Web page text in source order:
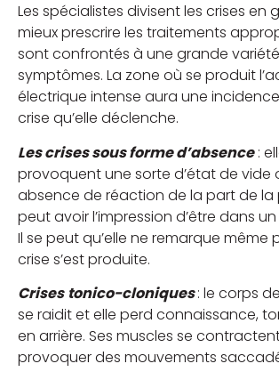
Les spécialistes divisent les crises en
mieux prescrire les traitements
sont confrontés à une grande
symptômes. La zone où se produit
électrique intense aura une
crise qu’elle déclenche.
Les crises sous forme d’absence:
provoquent une sorte d’état de vide
absence de réaction de la part de la
peut avoir l’impression d’être dans un
Il se peut qu’elle ne remarque même
crise s’est produite.
Crises tonico-cloniques: le corps
se raidit et elle perd connaissance,
en arrière. Ses muscles se
provoquer des mouvements